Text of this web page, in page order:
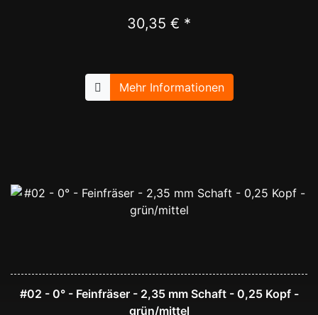
30,35 € *
Mehr Informationen
#02 - 0° - Feinfräser - 2,35 mm Schaft - 0,25 Kopf -
grün/mittel